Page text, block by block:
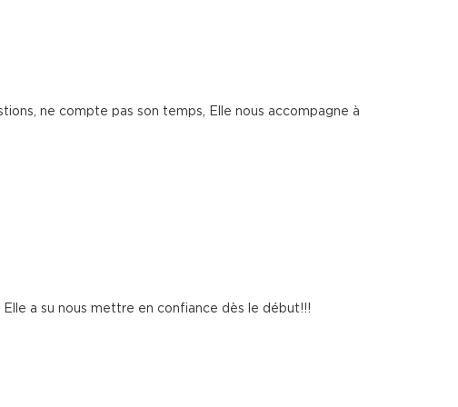
ne compte pas son temps, Elle nous accompagne à
a su nous mettre en confiance dès le début!!!